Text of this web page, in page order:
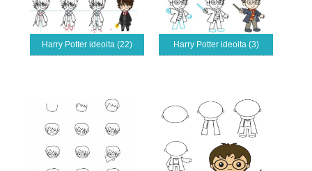
Harry Potter ideoita (22) Harry Potter ideoita (3)